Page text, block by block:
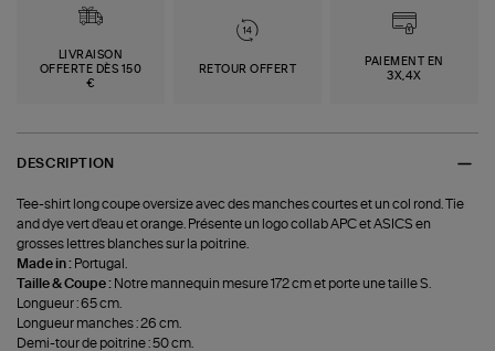
LIVRAISON
OFFERTE DÈS 150
€
RETOUR OFFERT
PAIEMENT EN
3X,4X
DESCRIPTION
Tee-shirt long coupe oversize avec des manches courtes et un col rond. Tie
and dye vert d'eau et orange. Présente un logo collab APC et ASICS en
grosses lettres blanches sur la poitrine.
Made in : Portugal.
Taille & Coupe : Notre mannequin mesure 172 cm et porte une taille S.
Longueur : 65 cm.
Longueur manches : 26 cm.
Demi-tour de poitrine : 50 cm.